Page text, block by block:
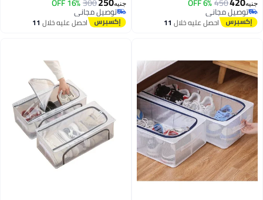
450
6% OFF
توصيل مجاني
توصيل مجانياحصل عليه خلال11
اغسطس
60×30×15 سم
جنيه 300
16% OFF
توصيل مجاني
توصيل مجانياحصل عليه خلال11
اغسطس